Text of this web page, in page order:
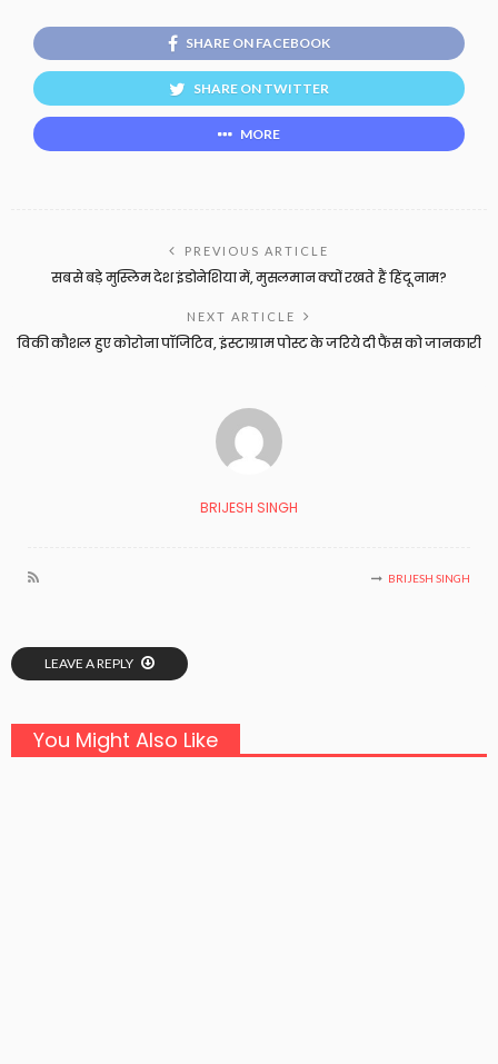
SHARE ON FACEBOOK
SHARE ON TWITTER
MORE
PREVIOUS ARTICLE
सबसे बड़े मुस्लिम देश इंडोनेशिया में, मुसलमान क्यों रखते हैं हिंदू नाम?
NEXT ARTICLE
विकी कौशल हुए कोरोना पॉजिटिव, इंस्टाग्राम पोस्ट के जरिये दी फैंस को जानकारी
BRIJESH SINGH
BRIJESH SINGH
LEAVE A REPLY
You Might Also Like